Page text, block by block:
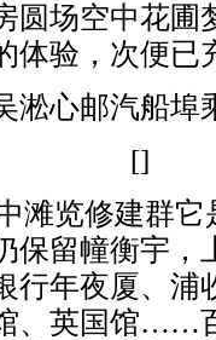
圆场空中花
体验，次便已
心邮汽船埠
[]
览修建群它
保留幢衡宇，
行年夜厦、浦
、英国馆……